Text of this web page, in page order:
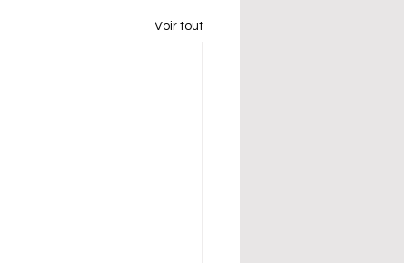
Voir tout